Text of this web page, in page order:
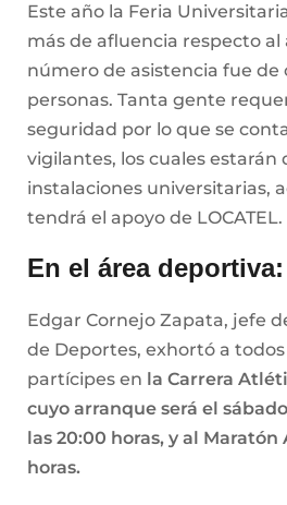
Este año la Feria
más de afluencia respecto al
número de asistencia fue de
personas. Tanta gente
seguridad por lo que se
vigilantes, los cuales estarán
instalaciones universitarias,
tendrá el apoyo de LOCATEL.
En el área deportiva:
Edgar Cornejo Zapata, jefe
de Deportes, exhortó a
partícipes en la Carrera
cuyo arranque será el
las 20:00 horas, y al
horas.